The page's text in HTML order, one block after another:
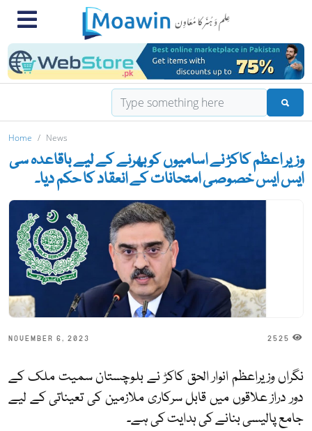
Home News
وزیر اعظم کاکڑ نے اسامیوں کو بھرنے کے لیے باقاعدہ سی
ایس ایس خصوصی امتحانات کے انعقاد کا حکم دیا۔
NOVEMBER 6, 2023 2525
نگراں وزیراعظم انوار الحق کاکڑ نے بلوچستان سمیت ملک کے
دور دراز علاقوں میں قابل سرکاری ملازمین کی تعیناتی کے لیے
جامع پالیسی بنانے کی ہدایت کی ہے۔